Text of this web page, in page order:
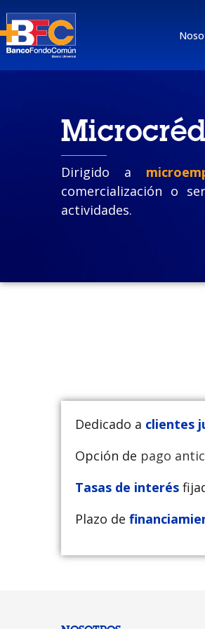
Dirigido a
comercialización o
actividades.
Dedicado a clientes
Opción de pago
Tasas de interés
Plazo de